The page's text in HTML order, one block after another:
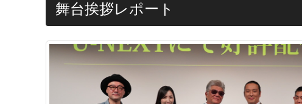
舞台挨拶レポート